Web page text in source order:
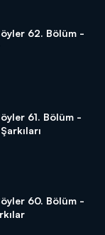
62. Bölüm -
61. Bölüm -
60. Bölüm -